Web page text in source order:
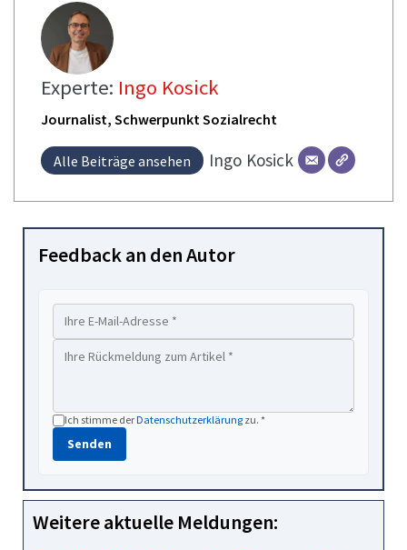
Experte: Ingo Kosick
Journalist, Schwerpunkt Sozialrecht
Alle Beiträge ansehen Ingo Kosick
Feedback an den Autor
Ich stimme derDatenschutzerklärung zu. *
Senden
Weitere aktuelle Meldungen: